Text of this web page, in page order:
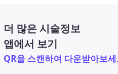
더 많은 시술정보
앱에서 보기
QR을 스캔하여 다운받아보세